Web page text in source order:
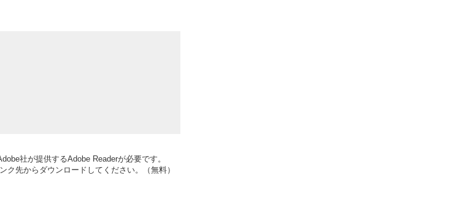
社が提供するAdobe Readerが必要です。
ク先からダウンロードしてください。（無料）